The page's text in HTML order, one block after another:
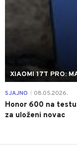
XIAOMI 17T PRO:
SJAJNO 08.05.2026.
Honor 600 na
za uloženi novac